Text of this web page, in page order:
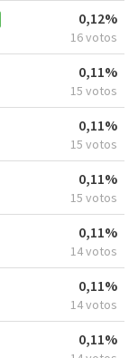
0,12%
16 votos
0,11%
15 votos
0,11%
15 votos
0,11%
15 votos
0,11%
14 votos
0,11%
14 votos
0,11%